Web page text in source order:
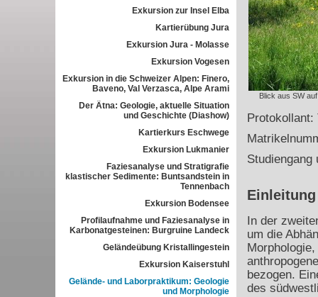
Exkursion zur Insel Elba
Kartierübung Jura
Exkursion Jura - Molasse
Exkursion Vogesen
Exkursion in die Schweizer Alpen: Finero,
Baveno, Val Verzasca, Alpe Arami
Der Ätna: Geologie, aktuelle Situation
und Geschichte (Diashow)
Kartierkurs Eschwege
Exkursion Lukmanier
Faziesanalyse und Stratigrafie
klastischer Sedimente: Buntsandstein in
Tennenbach
Exkursion Bodensee
Profilaufnahme und Faziesanalyse in
Karbonatgesteinen: Burgruine Landeck
Geländeübung Kristallingestein
Exkursion Kaiserstuhl
Gelände- und Laborpraktikum: Geologie
und Morphologie
Blick aus SW
Protokollant:
Einleitung
In der
um die
bezogen.
des